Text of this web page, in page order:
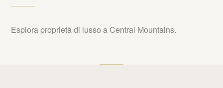
Esplora proprietà di lusso a Central Mountains.